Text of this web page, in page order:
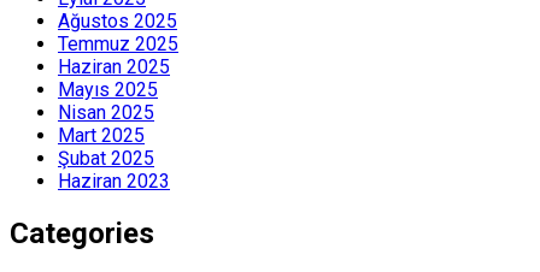
Ağustos 2025
Temmuz 2025
Haziran 2025
Mayıs 2025
Nisan 2025
Mart 2025
Şubat 2025
Haziran 2023
Categories